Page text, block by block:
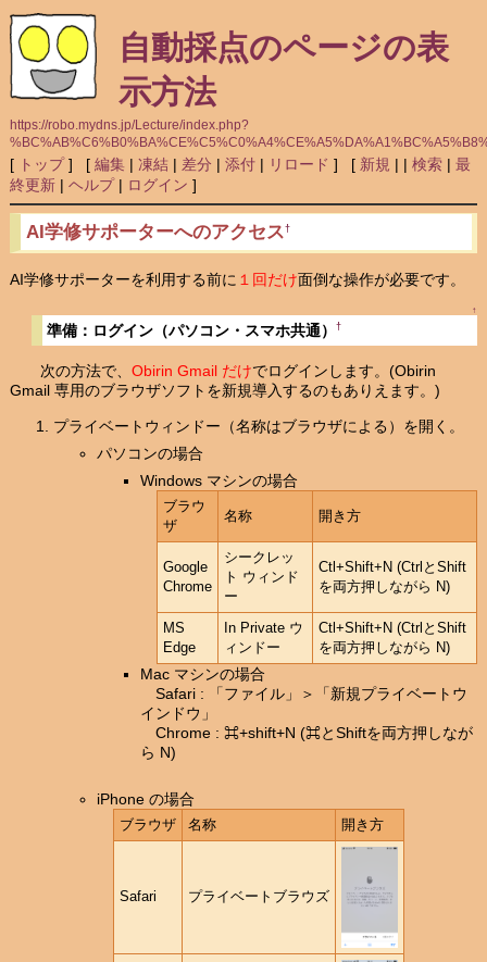
自動採点のページの表
示方法
https://robo.mydns.jp/Lecture/index.php?
[ トップ] [ 編集| 凍結 | 差分 | 添付| リロード ] [ 新規 | | 検索| 最
終更新| ヘルプ| ログイン ]
AI学修サポーターへのアクセス†
AI学修サポーターを利用する前に １回だけ面倒な操作が必要です。
↑
準備：ログイン（パソコン・スマホ共通）†
次の方法で、 Obirin Gmail だけでログインします。(Obirin
Gmail 専用のブラウザソフトを新規導入するのもありえます。)
プライベートウィンドー（名称はブラウザによる）を開く。
パソコンの場合
Windows マシンの場合
ブラウ
ザ
名称 開き方
Google
Chrome
シークレッ
ト ウィンド
ー
Ctl+Shift+N (CtrlとShift
を両方押しながら N)
MS
Edge
In Private ウ
ィンドー
Ctl+Shift+N (CtrlとShift
を両方押しながら N)
Mac マシンの場合
Safari : 「ファイル」＞「新規プライベートウ
インドウ」
Chrome : ⌘+shift+N (⌘とShiftを両方押しなが
ら N)
iPhone の場合
ブラウザ 名称 開き方
Safari プライベートブラウズ